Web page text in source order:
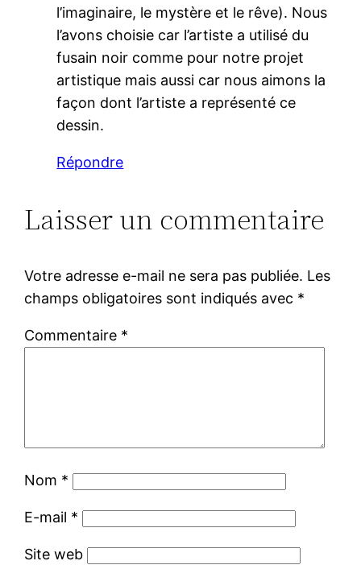
l’imaginaire, le mystère et le rêve). Nous
l’avons choisie car l’artiste a utilisé du
fusain noir comme pour notre projet
artistique mais aussi car nous aimons la
façon dont l’artiste a représenté ce
dessin.
Répondre
Laisser un commentaire
Votre adresse e-mail ne sera pas publiée. Les
champs obligatoires sont indiqués avec *
Commentaire *
Nom *
E-mail *
Site web